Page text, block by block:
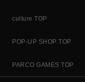
culture TOP
POP-UP SHOP TOP
PARCO GAMES TOP